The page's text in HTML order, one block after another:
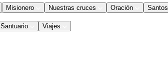
Misionero Nuestras cruces Oración Santos
Santuario Viajes